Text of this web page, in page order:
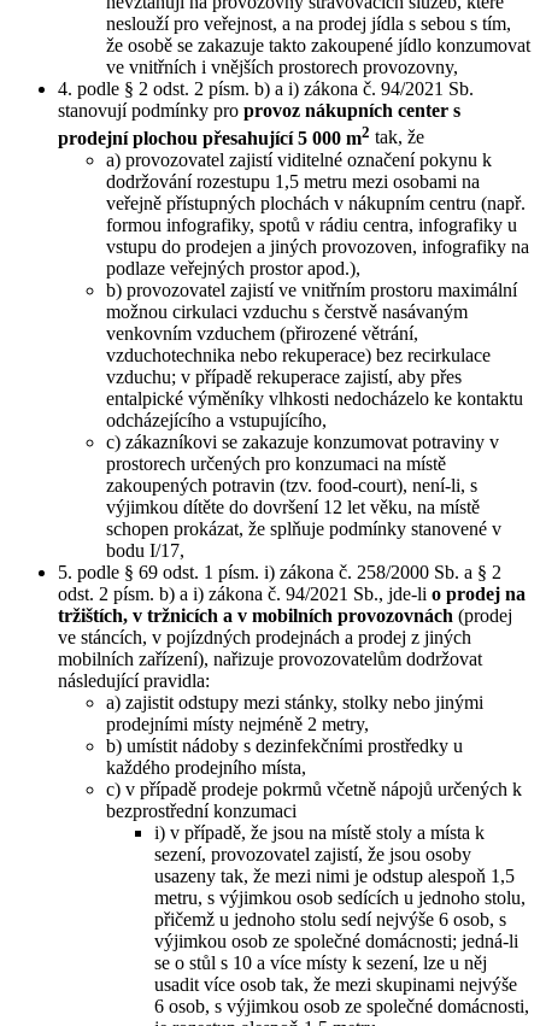
neslouží pro veřejnost, a na prodej jídla s sebou s tím,
že osobě se zakazuje takto zakoupené jídlo konzumovat
ve vnitřních i vnějších prostorech provozovny,
4. podle § 2 odst. 2 písm. b) a i) zákona č. 94/2021 Sb.
stanovují podmínky pro provoz nákupních center s
prodejní plochou přesahující 5 000 m2 tak, že
a) provozovatel zajistí viditelné označení pokynu k
dodržování rozestupu 1,5 metru mezi osobami na
veřejně přístupných plochách v nákupním centru (např.
formou infografiky, spotů v rádiu centra, infografiky u
vstupu do prodejen a jiných provozoven, infografiky na
podlaze veřejných prostor apod.),
b) provozovatel zajistí ve vnitřním prostoru maximální
možnou cirkulaci vzduchu s čerstvě nasávaným
venkovním vzduchem (přirozené větrání,
vzduchotechnika nebo rekuperace) bez recirkulace
vzduchu; v případě rekuperace zajistí, aby přes
entalpické výměníky vlhkosti nedocházelo ke kontaktu
odcházejícího a vstupujícího,
c) zákazníkovi se zakazuje konzumovat potraviny v
prostorech určených pro konzumaci na místě
zakoupených potravin (tzv. food-court), není-li, s
výjimkou dítěte do dovršení 12 let věku, na místě
schopen prokázat, že splňuje podmínky stanovené v
bodu I/17,
5. podle § 69 odst. 1 písm. i) zákona č. 258/2000 Sb. a § 2
odst. 2 písm. b) a i) zákona č. 94/2021 Sb., jde-li o prodej na
tržištích, v tržnicích a v mobilních provozovnách (prodej
ve stáncích, v pojízdných prodejnách a prodej z jiných
mobilních zařízení), nařizuje provozovatelům dodržovat
následující pravidla:
a) zajistit odstupy mezi stánky, stolky nebo jinými
prodejními místy nejméně 2 metry,
b) umístit nádoby s dezinfekčními prostředky u
každého prodejního místa,
c) v případě prodeje pokrmů včetně nápojů určených k
bezprostřední konzumaci
i) v případě, že jsou na místě stoly a místa k
sezení, provozovatel zajistí, že jsou osoby
usazeny tak, že mezi nimi je odstup alespoň 1,5
metru, s výjimkou osob sedících u jednoho stolu,
přičemž u jednoho stolu sedí nejvýše 6 osob, s
výjimkou osob ze společné domácnosti; jedná-li
se o stůl s 10 a více místy k sezení, lze u něj
usadit více osob tak, že mezi skupinami nejvýše
6 osob, s výjimkou osob ze společné domácnosti,